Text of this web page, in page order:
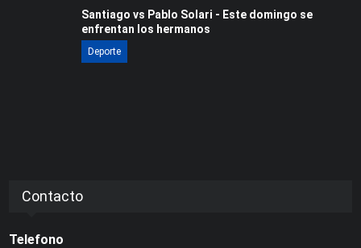
Santiago vs Pablo Solari - Este domingo se
enfrentan los hermanos
Deporte
Contacto
Telefono